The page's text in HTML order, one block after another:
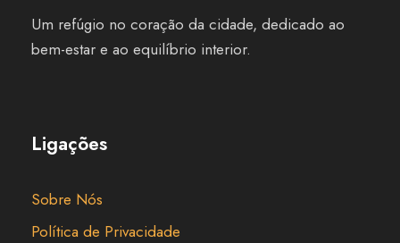
Um refúgio no coração da cidade, dedicado ao
bem-estar e ao equilíbrio interior.
Ligações
Sobre Nós
Política de Privacidade